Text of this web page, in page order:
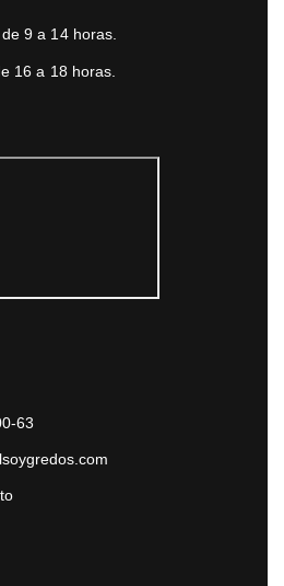
9 a 14 horas.
16 a 18 horas.
63